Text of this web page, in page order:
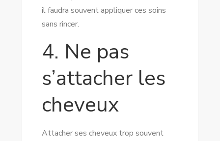
il faudra souvent appliquer ces soins
sans rincer.
4. Ne pas
s’attacher les
cheveux
Attacher ses cheveux trop souvent